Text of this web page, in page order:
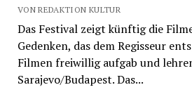
VON REDAKTION KULTUR
Das Festival zeigt künftig die
Gedenken, das dem Regisseur
Filmen freiwillig aufgab und
Sarajevo/Budapest. Das...